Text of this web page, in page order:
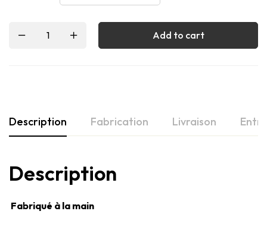
Add to cart
Description Fabrication Livraison
Description
Fabriqué à la main